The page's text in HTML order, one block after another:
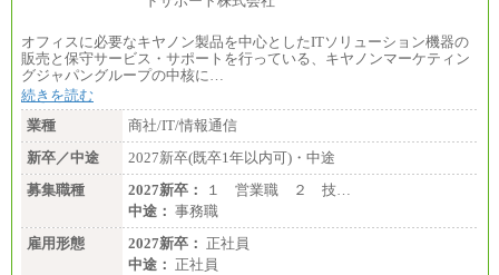
オフィスに必要なキヤノン製品を中心としたITソリューション機器の
販売と保守サービス・サポートを行っている、キヤノンマーケティン
グジャパングループの中核に…
続きを読む
業種
商社/IT/情報通信
新卒／中途
2027新卒(既卒1年以内可)・中途
募集職種
2027新卒：
１ 営業職 ２ 技…
中途： 事務職
雇用形態
2027新卒： 正社員
中途： 正社員